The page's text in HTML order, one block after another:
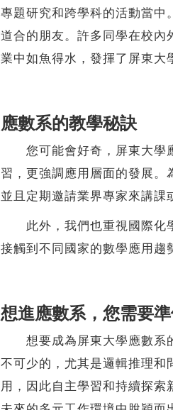
專題研究和跨學科的活動當中
道合的朋友。許多同學在校內
業中如魚得水，發揮了屏東大
應數系的教學秘訣
您可能會好奇，屏東大學應
習，更強調應用層面的發展。
並且定期邀請業界專家來講課
此外，我們也重視國際化學
接觸到不同國家的數學應用趨
想進應數系，您需要
想要成為屏東大學應數系的
不可少的，尤其是邏輯推理和
用，因此自主學習和持續探索